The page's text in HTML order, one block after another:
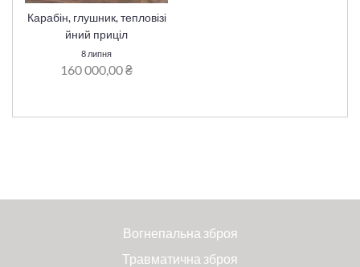
Карабін, глушник, тепловізі
йний приціл
8 липня
160 000,00 ₴
Вогнепальна зброя
Травматична зброя